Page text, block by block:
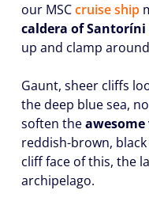
our MSCcruise ship
caldera of Santoríni
up and clamp
Gaunt, sheer cliffs
the deep blue sea,
soften theawesome
reddish-brown,
cliff face of this, the
archipelago.